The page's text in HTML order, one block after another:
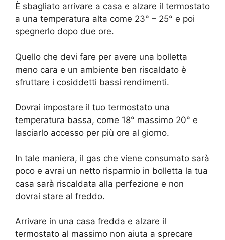
È sbagliato arrivare a casa e alzare il termostato
a una temperatura alta come 23° – 25° e poi
spegnerlo dopo due ore.
Quello che devi fare per avere una bolletta
meno cara e un ambiente ben riscaldato è
sfruttare i cosiddetti bassi rendimenti.
Dovrai impostare il tuo termostato una
temperatura bassa, come 18° massimo 20° e
lasciarlo accesso per più ore al giorno.
In tale maniera, il gas che viene consumato sarà
poco e avrai un netto risparmio in bolletta la tua
casa sarà riscaldata alla perfezione e non
dovrai stare al freddo.
Arrivare in una casa fredda e alzare il
termostato al massimo non aiuta a sprecare